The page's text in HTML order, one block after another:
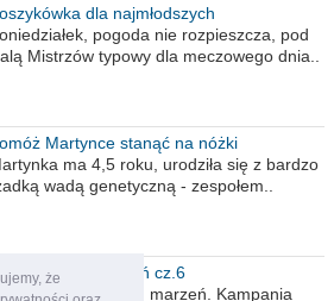
że
dla najmłodszych
pogoda nie rozpieszcza, pod
Mistrzów typowy dla meczowego dnia..
Martynce stanąć na nóżki
ma 4,5 roku, urodziła się z bardzo
wadą genetyczną - zespołem..
moich marzeń cz.6
kres moich marzeń. Kampania